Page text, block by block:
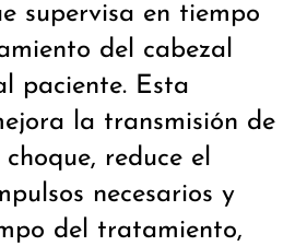
supervisa en tiempo
del cabezal
paciente. Esta
la transmisión de
reduce el
necesarios y
del tratamiento,